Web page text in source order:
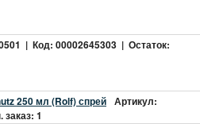
| Код: 00002645303 | Остаток:
250 мл (Rolf) спрей Артикул:
1